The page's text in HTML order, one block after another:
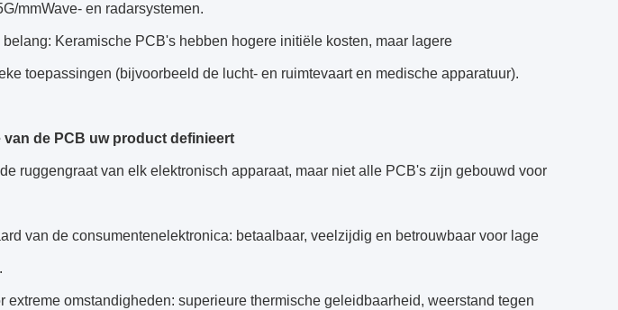
mmWave- en radarsystemen.
Keramische PCB's hebben hogere initiële kosten, maar lagere
toepassingen (bijvoorbeeld de lucht- en ruimtevaart en medische apparatuur).
van de PCB uw product definieert
ruggengraat van elk elektronisch apparaat, maar niet alle PCB's zijn gebouwd voor
van de consumentenelektronica: betaalbaar, veelzijdig en betrouwbaar voor lage
extreme omstandigheden: superieure thermische geleidbaarheid, weerstand tegen